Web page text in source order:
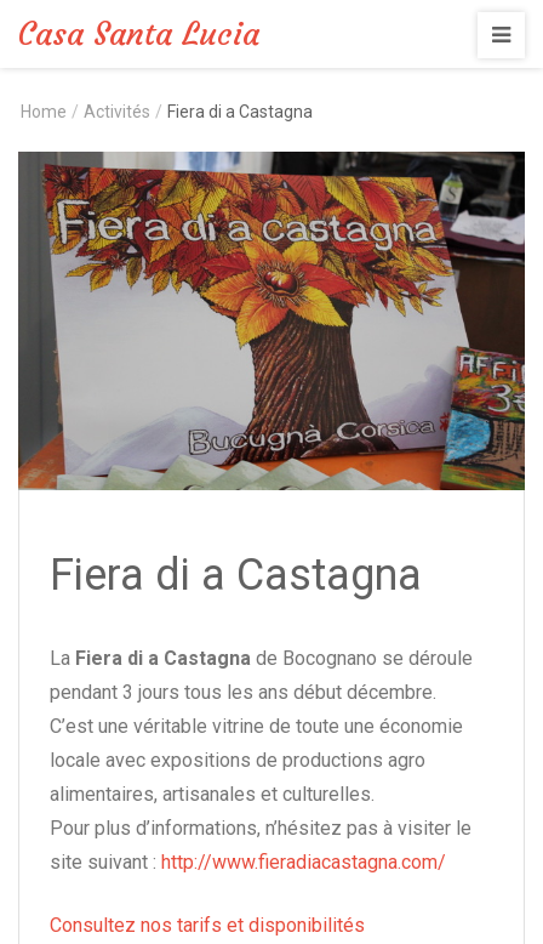
Casa Santa Lucia
Home / Activités / Fiera di a Castagna
Fiera di a Castagna
La Fiera di a Castagna de Bocognano se déroule
pendant 3 jours tous les ans début décembre.
C’est une véritable vitrine de toute une économie
locale avec expositions de productions agro
alimentaires, artisanales et culturelles.
Pour plus d’informations, n’hésitez pas à visiter le
site suivant : http://www.fieradiacastagna.com/
Consultez nos tarifs et disponibilités